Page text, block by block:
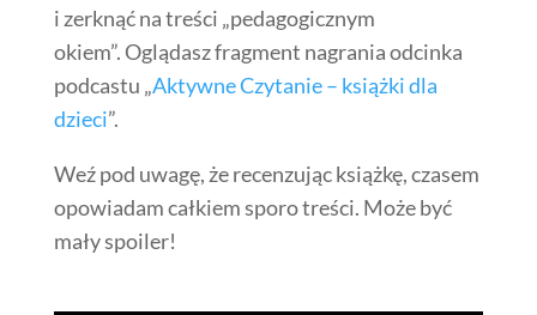
i zerknąć na treści „pedagogicznym
okiem”. Oglądasz fragment nagrania odcinka
podcastu „Aktywne Czytanie – książki dla
dzieci”.
Weź pod uwagę, że recenzując książkę, czasem
opowiadam całkiem sporo treści. Może być
mały spoiler!